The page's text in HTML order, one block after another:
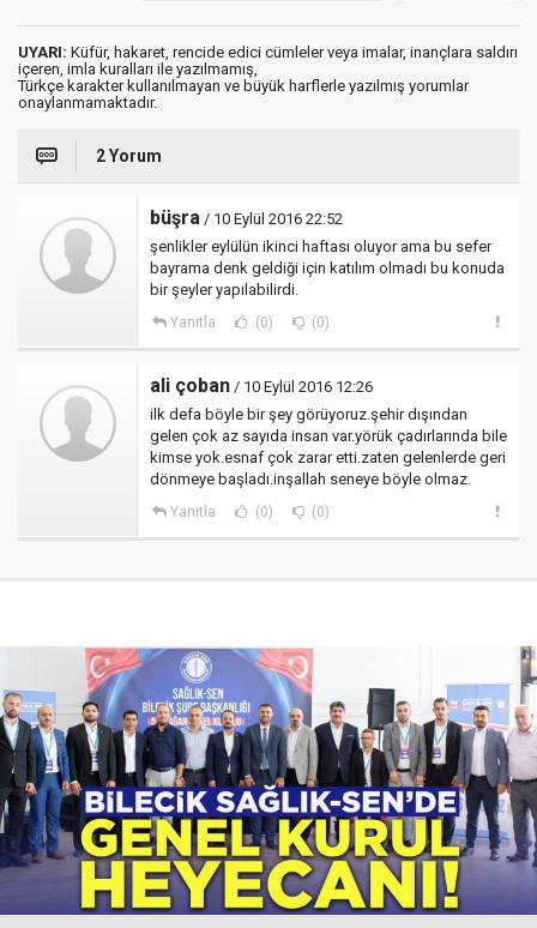
UYARI: Küfür, hakaret, rencide edici cümleler veya imalar, inançlara saldırı
içeren, imla kuralları ile yazılmamış,
Türkçe karakter kullanılmayan ve büyük harflerle yazılmış yorumlar
onaylanmamaktadır.
2 Yorum
büşra / 10 Eylül 2016 22:52
şenlikler eylülün ikinci haftası oluyor ama bu sefer
bayrama denk geldiği için katılım olmadı bu konuda
bir şeyler yapılabilirdi.
Yanıtla (0) (0)
ali çoban / 10 Eylül 2016 12:26
ilk defa böyle bir şey görüyoruz.şehir dışından
gelen çok az sayıda insan var.yörük çadırlarında bile
kimse yok.esnaf çok zarar etti.zaten gelenlerde geri
dönmeye başladı.inşallah seneye böyle olmaz.
Yanıtla (0) (0)